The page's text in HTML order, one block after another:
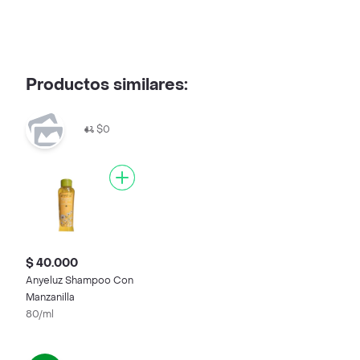
Productos similares:
$0
$ 40.000
Anyeluz Shampoo Con
Manzanilla
80/ml